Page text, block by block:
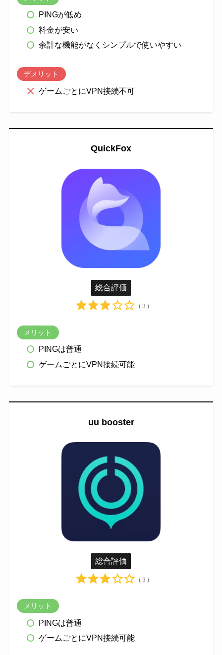
PINGが低め
料金が安い
余計な機能がなくシンプルで使いやすい
デメリット
ゲームごとにVPN接続不可
QuickFox
総合評価
( 3 )
メリット
PINGは普通
ゲームごとにVPN接続可能
uu booster
総合評価
( 3 )
メリット
PINGは普通
ゲームごとにVPN接続可能